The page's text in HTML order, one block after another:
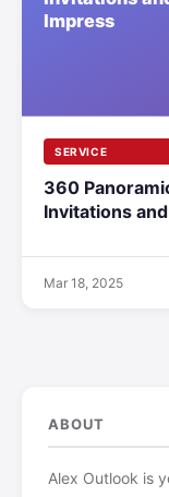
SERVICE
360
Invitations
Mar 18, 2025
ABOUT
Alex Outlook is